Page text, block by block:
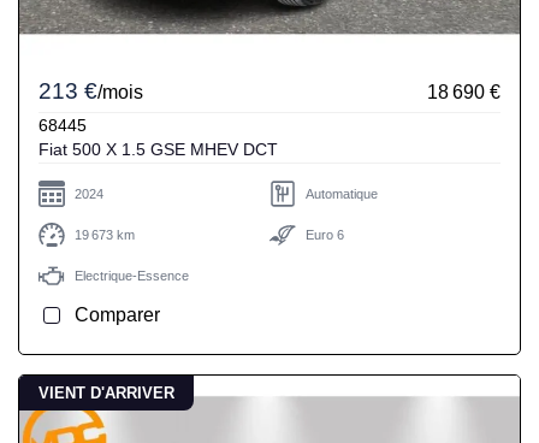
213 €/mois 18 690 €
68445
Fiat 500 X 1.5 GSE MHEV DCT
2024 Automatique
19 673 km Euro 6
Electrique-Essence
Comparer
VIENT D'ARRIVER